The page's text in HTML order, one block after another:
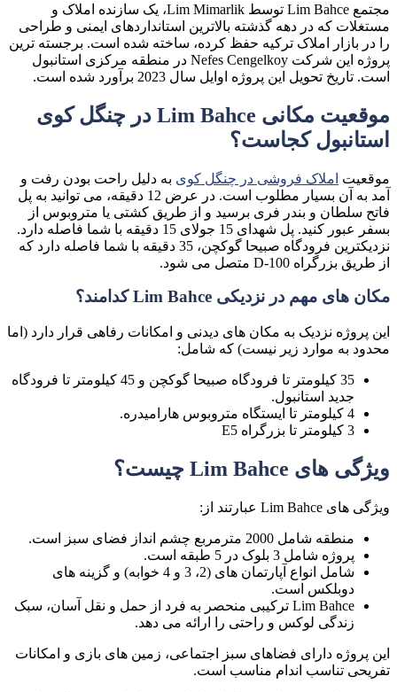
مجتمع Lim Bahce توسط Lim Mimarlik، یک سازنده املاک و
مستغلات که در دهه گذشته بالاترین استانداردهای ایمنی و طراحی
را در بازار املاک ترکیه حفظ کرده، ساخته شده است. برجسته ترین
پروژه این شرکت Nefes Cengelkoy در منطقه مرکزی استانبول
است. تاریخ تحویل این پروژه اوایل سال 2023 برآورد شده است.
موقعیت مکانی Lim Bahce در چنگل کوی
استانبول کجاست؟
موقعیت املاک فروشی در چنگل کوی به دلیل راحت بودن رفت و
آمد به آن بسیار مطلوب است. در عرض 12 دقیقه، می توانید به پل
فاتح سلطان و بندر فری برسید و از طریق کشتی یا متروبوس از
بسفر عبور کنید. پل شهدای 15 جولای 15 دقیقه با شما فاصله دارد.
نزدیکترین فرودگاه صبیحا گوکچن، 35 دقیقه با شما فاصله دارد که
از طریق بزرگراه D-100 متصل می شود.
مکان های مهم در نزدیکی Lim Bahce کدامند؟
این پروژه نزدیک به مکان های دیدنی و امکانات رفاهی قرار دارد (اما
محدود به موارد زیر نیست) که شامل:
35 کیلومتر تا فرودگاه صبیحا گوکچن و 45 کیلومتر تا فرودگاه
جدید استانبول.
4 کیلومتر تا ایستگاه متروبوس هارامیدره.
3 کیلومتر تا بزرگراه E5
ویژگی های Lim Bahce چیست؟
ویژگی های Lim Bahce عبارتند از:
منطقه شامل 2000 مترمربع چشم انداز فضای سبز است.
پروژه شامل 3 بلوک در 5 طبقه است.
شامل انواع آپارتمان های (2، 3 و 4 خوابه) و گزینه های
دوبلکس است.
Lim Bahce ترکیبی منحصر به فرد از حمل و نقل آسان، سبک
زندگی لوکس و راحتی را ارائه می دهد.
این پروژه دارای فضاهای سبز اجتماعی، زمین های بازی و امکانات
تفریحی تناسب اندام مناسب است.